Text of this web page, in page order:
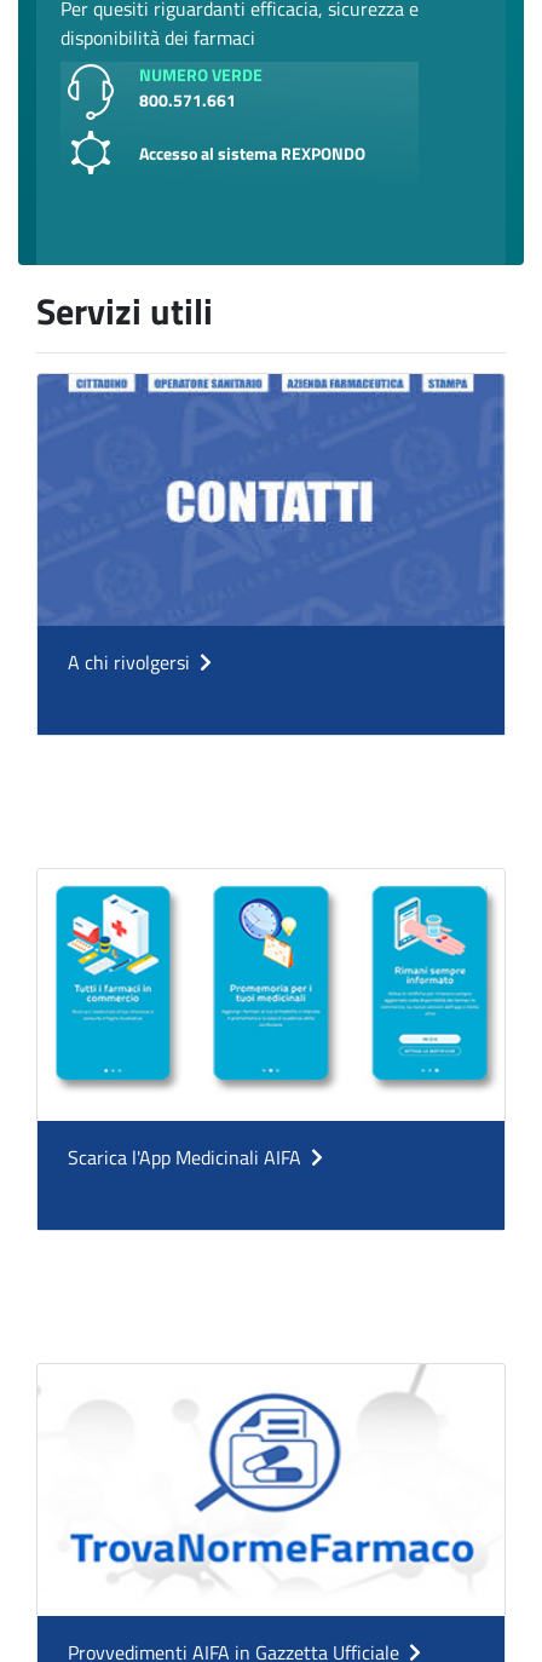
Per quesiti riguardanti efficacia, sicurezza e
disponibilità dei farmaci
NUMERO VERDE
800.571.661
Accesso al sistema REXPONDO
Servizi utili
A chi rivolgersi
Scarica l'App Medicinali AIFA
Provvedimenti AIFA in Gazzetta Ufficiale